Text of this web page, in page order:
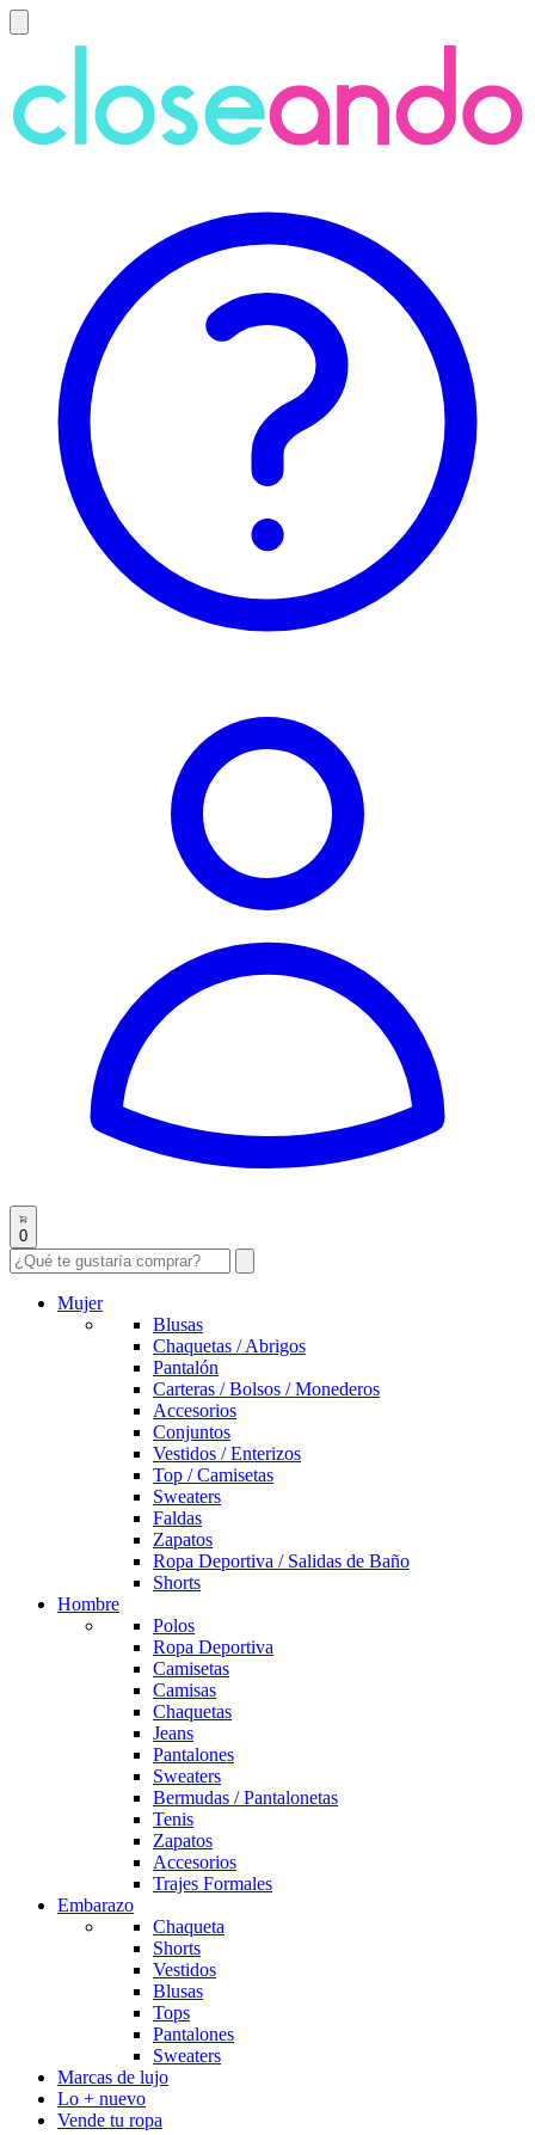
0
Mujer
Blusas
Chaquetas / Abrigos
Pantalón
Carteras / Bolsos / Monederos
Accesorios
Conjuntos
Vestidos / Enterizos
Top / Camisetas
Sweaters
Faldas
Zapatos
Ropa Deportiva / Salidas de Baño
Shorts
Hombre
Polos
Ropa Deportiva
Camisetas
Camisas
Chaquetas
Jeans
Pantalones
Sweaters
Bermudas / Pantalonetas
Tenis
Zapatos
Accesorios
Trajes Formales
Embarazo
Chaqueta
Shorts
Vestidos
Blusas
Tops
Pantalones
Sweaters
Marcas de lujo
Lo + nuevo
Vende tu ropa